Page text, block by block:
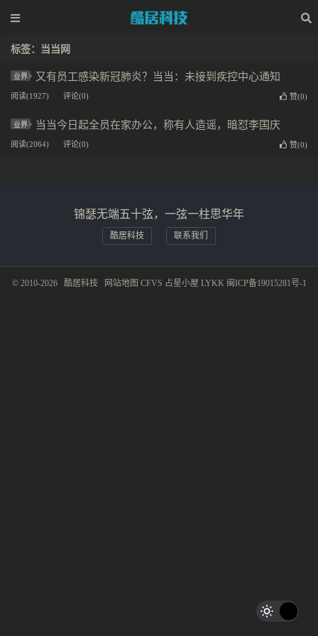
标签：当当网
业界 又有员工感染新冠肺炎？当当：未接到疾控中心通知
阅读(1927) 评论(0) 赞(0)
业界 当当今日起全员在家办公，称有人造谣，暗怼李国庆
阅读(2064) 评论(0) 赞(0)
锦瑟无端五十弦，一弦一柱思华年
酷居科技 联系我们
© 2010-2026 酷居科技 网站地图 CFVS 占星小屋 LYKK 闽ICP备19015281号-1